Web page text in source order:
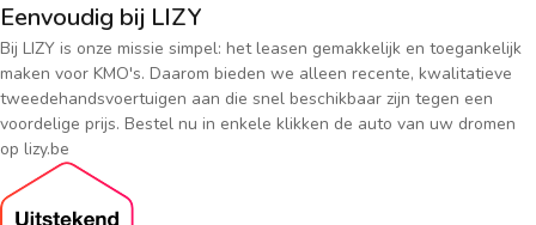
Eenvoudig bij LIZY
Bij LIZY is onze missie simpel: het leasen gemakkelijk en toegankelijk
maken voor KMO's. Daarom bieden we alleen recente, kwalitatieve
tweedehandsvoertuigen aan die snel beschikbaar zijn tegen een
voordelige prijs. Bestel nu in enkele klikken de auto van uw dromen
op lizy.be